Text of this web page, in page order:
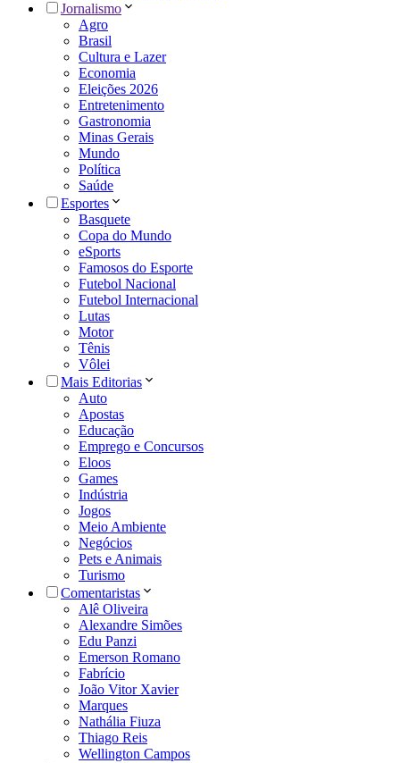
Jornalismo
Agro
Brasil
Cultura e Lazer
Economia
Eleições 2026
Entretenimento
Gastronomia
Minas Gerais
Mundo
Política
Saúde
Esportes
Basquete
Copa do Mundo
eSports
Famosos do Esporte
Futebol Nacional
Futebol Internacional
Lutas
Motor
Tênis
Vôlei
Mais Editorias
Auto
Apostas
Educação
Emprego e Concursos
Eloos
Games
Indústria
Jogos
Meio Ambiente
Negócios
Pets e Animais
Turismo
Comentaristas
Alê Oliveira
Alexandre Simões
Edu Panzi
Emerson Romano
Fabrício
João Vitor Xavier
Marques
Nathália Fiuza
Thiago Reis
Wellington Campos